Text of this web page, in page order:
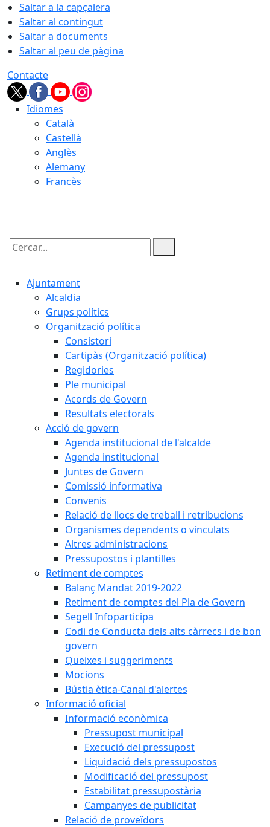
Saltar a la capçalera
Saltar al contingut
Saltar a documents
Saltar al peu de pàgina
Contacte
Idiomes
Català
Castellà
Anglès
Alemany
Francès
Cercar:
Ajuntament
Alcaldia
Grups polítics
Organització política
Consistori
Cartipàs (Organització política)
Regidories
Ple municipal
Acords de Govern
Resultats electorals
Acció de govern
Agenda institucional de l'alcalde
Agenda institucional
Juntes de Govern
Comissió informativa
Convenis
Relació de llocs de treball i retribucions
Organismes dependents o vinculats
Altres administracions
Pressupostos i plantilles
Retiment de comptes
Balanç Mandat 2019-2022
Retiment de comptes del Pla de Govern
Segell Infoparticipa
Codi de Conducta dels alts càrrecs i de bon
govern
Queixes i suggeriments
Mocions
Bústia ètica-Canal d'alertes
Informació oficial
Informació econòmica
Pressupost municipal
Execució del pressupost
Liquidació dels pressupostos
Modificació del pressupost
Estabilitat pressupostària
Campanyes de publicitat
Relació de proveïdors